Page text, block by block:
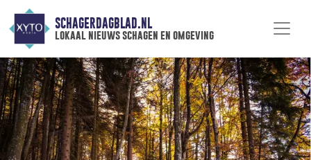
SCHAGERDAGBLAD.NL
lokaal nieuws schagen en omgeving